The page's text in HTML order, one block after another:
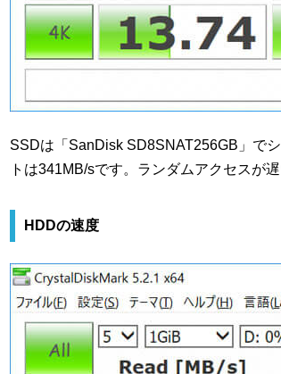
SSDは「SanDisk SD8SNAT256GB」で
トは341MB/sです。ランダムアクセスが
HDDの速度